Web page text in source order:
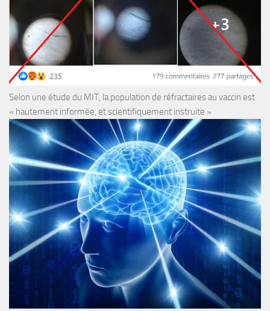
Selon une étude du MIT, la population de réfractaires au vaccin est
« hautement informée, et scientifiquement instruite »